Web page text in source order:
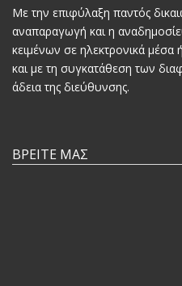
Mε την επιφύλαξη παντός
αναπαραγωγή και η
κειμένων σε ηλεκτρονικά
και με τη συγκατάθεση των
άδεια της διεύθυνσης.
ΒΡΕΙΤΕ ΜΑΣ